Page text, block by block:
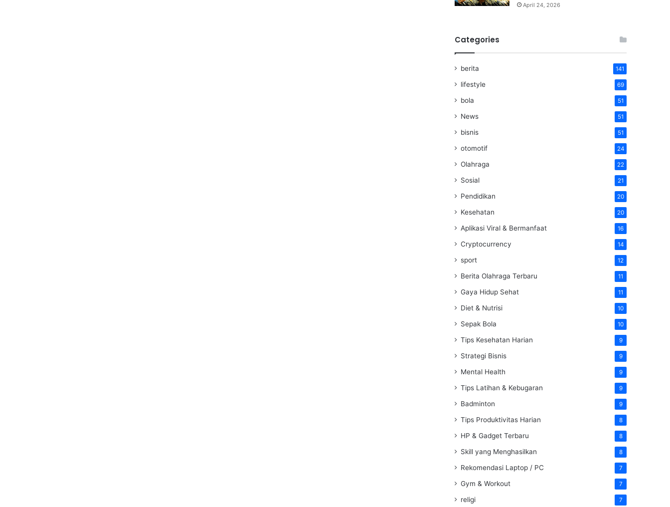
April 24, 2026
Categories
berita 141
lifestyle 69
bola 51
News 51
bisnis 51
otomotif 24
Olahraga 22
Sosial 21
Pendidikan 20
Kesehatan 20
Aplikasi Viral & Bermanfaat 16
Cryptocurrency 14
sport 12
Berita Olahraga Terbaru 11
Gaya Hidup Sehat 11
Diet & Nutrisi 10
Sepak Bola 10
Tips Kesehatan Harian 9
Strategi Bisnis 9
Mental Health 9
Tips Latihan & Kebugaran 9
Badminton 9
Tips Produktivitas Harian 8
HP & Gadget Terbaru 8
Skill yang Menghasilkan 8
Rekomendasi Laptop / PC 7
Gym & Workout 7
religi 7